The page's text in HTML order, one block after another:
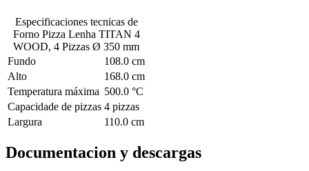
Especificaciones tecnicas de
Forno Pizza Lenha TITAN 4
WOOD, 4 Pizzas Ø 350 mm
Fundo
108.0 cm
Alto
168.0 cm
Temperatura máxima 500.0 °C
Capacidade de pizzas 4 pizzas
Largura
110.0 cm
Documentacion y descargas